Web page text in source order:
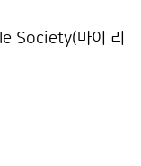
Society(마이 리